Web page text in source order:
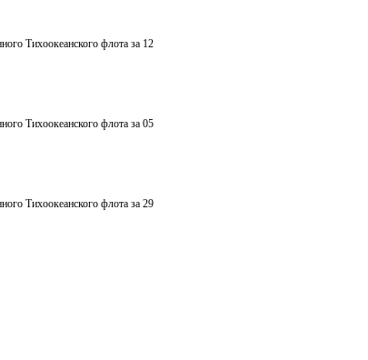
Тихоокеанского флота за 12
Тихоокеанского флота за 05
Тихоокеанского флота за 29